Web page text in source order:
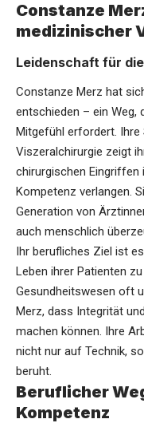
Constanze
medizinischer
Leidenschaft für
Constanze Merz hat
entschieden – ein Weg,
Mitgefühl erfordert. Ihre
Viszeralchirurgie zeigt
chirurgischen
Kompetenz verlangen.
Generation von
auch menschlich
Ihr berufliches Ziel ist
Leben ihrer Patienten
Gesundheitswesen oft
Merz, dass Integrität
machen können. Ihre
nicht nur auf Technik,
beruht.
Beruflicher
Kompetenz